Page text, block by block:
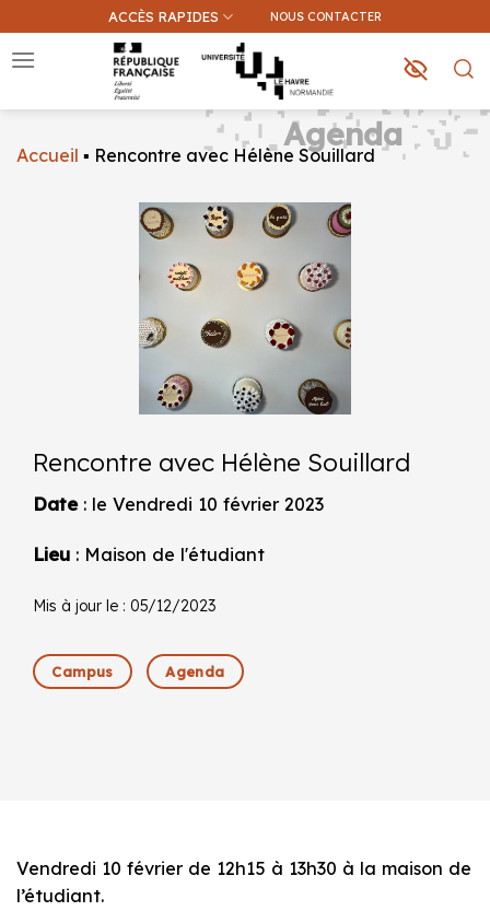
au
contenu
ACCÈS RAPIDES NOUS CONTACTER
Une information sur ce site
Une formation
Accueil ▪ Rencontre avec Hélène Souillard
Rencontre avec Hélène Souillard
Date: le Vendredi 10 février 2023
Lieu : Maison de l'étudiant
Mis à jour le : 05/12/2023
Campus Agenda
Agenda
Vendredi 10 février de 12h15 à 13h30 à la maison de
l’étudiant.